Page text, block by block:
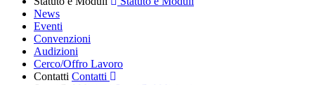
News
Eventi
Convenzioni
Audizioni
Cerco/Offro Lavoro
Contatti Contatti